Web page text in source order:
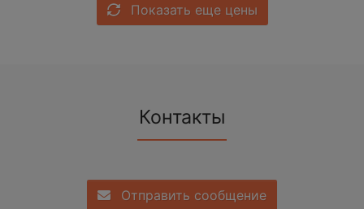
Показать еще цены
Контакты
Отправить сообщение